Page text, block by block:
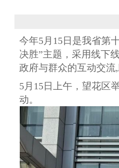
今年5月15日是我省第
决胜”主题，采用线下
政府与群众的互动交
5月15日上午，望花区
动。